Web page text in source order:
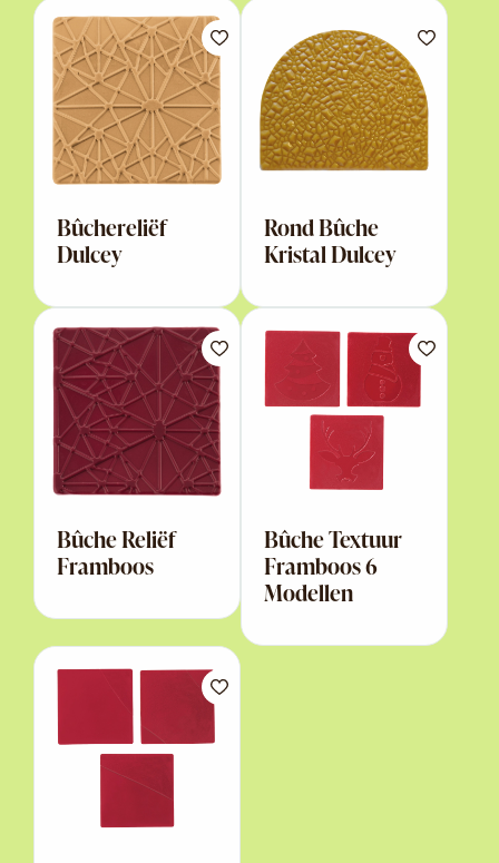
Bûchereliëf
Dulcey
Rond Bûche
Kristal Dulcey
Bûche Reliëf
Framboos
Bûche Textuur
Framboos 6
Modellen